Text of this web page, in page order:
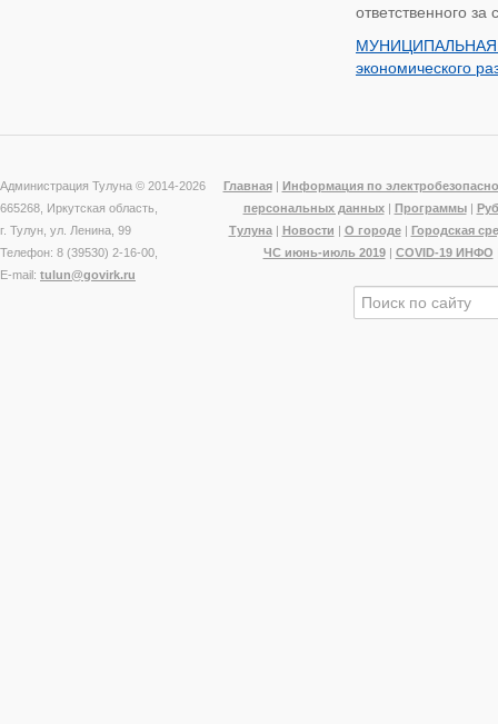
ответственного
экономического
Администрация Тулуна © 2014-2026
665268, Иркутская область,
г. Тулун, ул. Ленина, 99
Телефон: 8 (39530) 2-16-00,
E-mail: tulun@govirk.ru
Главная| Информация по
персональных данных| Программы|
Тулуна| Новости | О городе| Городская
ЧС июнь-июль 2019| COVID-19 ИНФО